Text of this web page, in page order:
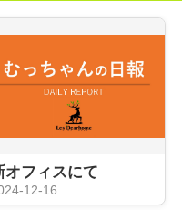
オフィスにて
12-16